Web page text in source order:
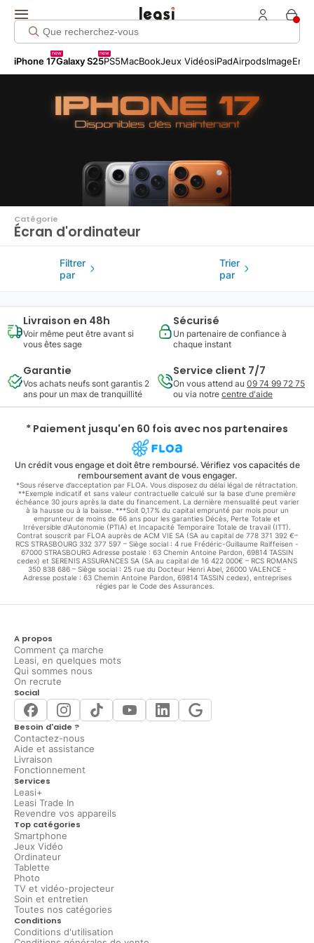
iPhone 17
new
Galaxy S25
new
PS5MacBookJeux VidéosiPadAirpodsImage
Click me!
Catégorie
Écran d'ordinateur
Filtrer
par
Trier
par
Livraison en 48h
Voir même peut être avant si
vous êtes sage
Sécurisé
Un partenaire de confiance à
chaque instant
Garantie
Vos achats neufs sont garantis 2
ans pour un max de tranquillité
Service client 7/7
On vous attend au 09 74 99 72 75
ou via notre centre d'aide
* Paiement jusqu'en 60 fois avec nos partenaires
Un crédit vous engage et doit être remboursé. Vérifiez vos capacités de
remboursement avant de vous engager.
*Sous réserve d’acceptation par FLOA. Vous disposez du délai légal de rétractation.
**Exemple indicatif et sans valeur contractuelle calculé sur la base d'une première
échéance 30 jours après la date du financement. La dernière mensualité peut varier
à la hausse ou à la baisse. ***Soit 0,17% du capital emprunté par mois pour un
emprunteur de moins de 66 ans pour les garanties Décès, Perte Totale et
Irréversible d'Autonomie (PTIA) et Incapacité Temporaire Totale de travail (ITT).
Contrat souscrit par FLOA auprès de ACM VIE SA (SA au capital de 778 371 392 €–
RCS STRASBOURG 332 377 597 – Siège social : 4 rue Frédéric-Guillaume Raiffeisen -
67000 STRASBOURG Adresse postale : 63 Chemin Antoine Pardon, 69814 TASSIN
cedex) et SERENIS ASSURANCES SA (SA au capital de 16 422 000€ – RCS ROMANS
350 838 686 – Siège social : 25 rue du Docteur Henri Abel, 26000 VALENCE -
Adresse postale : 63 Chemin Antoine Pardon, 69814 TASSIN cedex), entreprises
régies par le Code des Assurances.
A propos
Comment ça marche
Leasi, en quelques mots
Qui sommes nous
On recrute
Social
Besoin d'aide ?
Contactez-nous
Aide et assistance
Livraison
Fonctionnement
Services
Leasi+
Leasi Trade In
Revendre vos appareils
Top catégories
Smartphone
Jeux Vidéo
Ordinateur
Tablette
Photo
TV et vidéo-projecteur
Soin et entretien
Toutes nos catégories
Conditions
Conditions d'utilisation